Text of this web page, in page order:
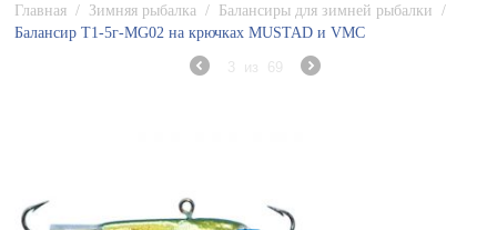
Главная / Зимняя рыбалка / Балансиры для зимней рыбалки
/
Балансир Т1-5г-MG02 на крючках MUSTAD и VMC
3 из 69